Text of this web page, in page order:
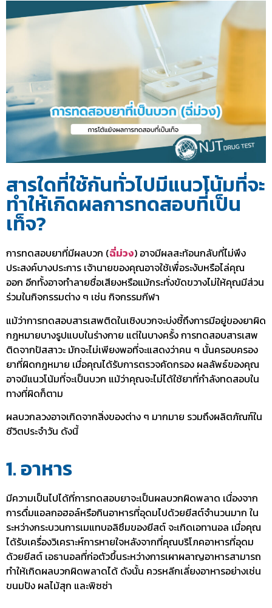
สารใดที่ใช้กันทั่วไปมีแนวโน้มที่จะ
ทำให้เกิดผลการทดสอบที่เป็น
เท็จ?
การทดสอบยาที่มีผลบวก (ฉี่ม่วง) อาจมีผลสะท้อนกลับที่ไม่พึง
ประสงค์บางประการ เจ้านายของคุณอาจใช้เพื่อระงับหรือไล่คุณ
ออก อีกทั้งอาจทำลายชื่อเสียงหรือแม้กระทั่งขัดขวางไม่ให้คุณมีส่วน
ร่วมในกิจกรรมต่าง ๆ เช่น กิจกรรมกีฬา
แม้ว่าการทดสอบสารเสพติดในเชิงบวกจะบ่งชี้ถึงการมีอยู่ของยาผิด
กฎหมายบางรูปแบบในร่างกาย แต่ในบางครั้ง การทดสอบสารเสพ
ติดจากปัสสาวะ มักจะไม่เพียงพอที่จะแสดงว่าคน ๆ นั้นครอบครอง
ยาที่ผิดกฎหมาย เมื่อคุณได้รับการตรวจคัดกรอง ผลลัพธ์ของคุณ
อาจมีแนวโน้มที่จะเป็นบวก แม้ว่าคุณจะไม่ได้ใช้ยาที่กำลังทดสอบใน
ทางที่ผิดก็ตาม
ผลบวกลวงอาจเกิดจากสิ่งของต่าง ๆ มากมาย รวมถึงผลิตภัณฑ์ใน
ชีวิตประจำวัน ดังนี้
1. อาหาร
มีความเป็นไปได้ที่การทดสอบยาจะเป็นผลบวกผิดพลาด เนื่องจาก
การดื่มแอลกอฮอล์หรือกินอาหารที่อุดมไปด้วยยีสต์จำนวนมาก ใน
ระหว่างกระบวนการเมแทบอลิซึมของยีสต์ จะเกิดเอทานอล เมื่อคุณ
ได้รับเครื่องวิเคราะห์การหายใจหลังจากที่คุณบริโภคอาหารที่อุดม
ด้วยยีสต์ เอธานอลที่ก่อตัวขึ้นระหว่างการเผาผลาญอาหารสามารถ
ทำให้เกิดผลบวกผิดพลาดได้ ดังนั้น ควรหลีกเลี่ยงอาหารอย่างเช่น
ขนมปัง ผลไม้สุก และพิซซ่า